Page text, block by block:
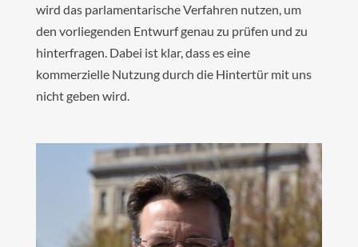
wird das parlamentarische Verfahren nutzen, um
den vorliegenden Entwurf genau zu prüfen und zu
hinterfragen. Dabei ist klar, dass es eine
kommerzielle Nutzung durch die Hintertür mit uns
nicht geben wird.